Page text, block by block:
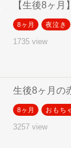
【生後8ヶ月
8ヶ月 夜泣き
1735 view
生後8ヶ月の
8ヶ月 おもち
3257 view